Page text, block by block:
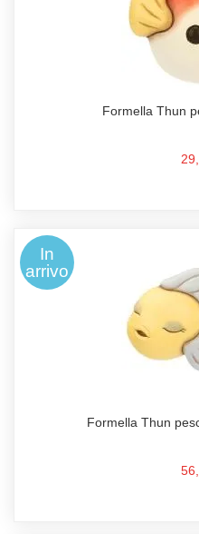
Formella Thun
In
arrivo
Formella Thun